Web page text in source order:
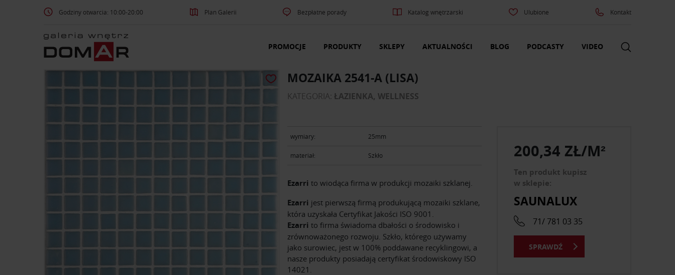
Godziny otwarcia: 10:00-20:00 Plan Galerii Bezpłatne porady Katalog wnętrzarski Ulubione Kontakt
PROMOCJE PRODUKTY SKLEPY AKTUALNOŚCI BLOG PODCASTY VIDEO
MOZAIKA 2541-A (LISA)
KATEGORIA: ŁAZIENKA, WELLNESS
wymiary: 25mm
materiał: Szkło
Ezarri to wiodąca firma w produkcji mozaiki szklanej.
Ezarri jest pierwszą firmą produkującą mozaiki szklane,
która uzyskała Certyfikat Jakości ISO 9001.
Ezarri to firma świadoma dbałości o środowisko i
zrównoważonego rozwoju. Szkło, którego używamy
jako surowiec, jest w 100% poddawane recyklingowi, a
nasze produkty posiadają certyfikat środowiskowy ISO
14021.
200,34 ZŁ/M²
Ten produkt kupisz
w sklepie:
SAUNALUX
71/ 781 03 35
SPRAWDŹ